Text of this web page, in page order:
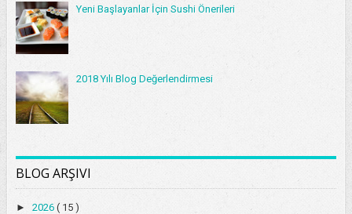
Yeni Başlayanlar İçin Sushi Önerileri
2018 Yılı Blog Değerlendirmesi
BLOG ARŞIVI
► 2026 ( 15 )